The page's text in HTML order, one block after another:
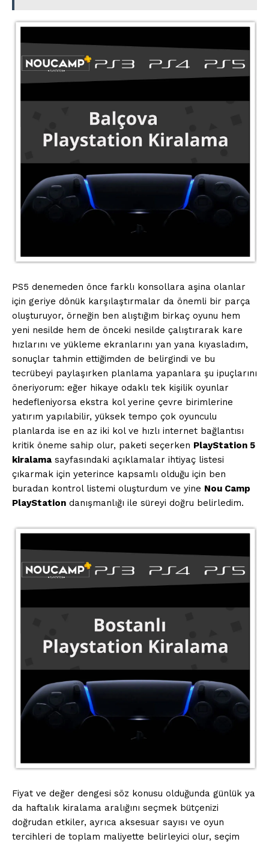
PS5 denemeden önce farklı konsollara aşina olanlar
için geriye dönük karşılaştırmalar da önemli bir parça
oluşturuyor, örneğin ben alıştığım birkaç oyunu hem
yeni nesilde hem de önceki nesilde çalıştırarak kare
hızlarını ve yükleme ekranlarını yan yana kıyasladım,
sonuçlar tahmin ettiğimden de belirgindi ve bu
tecrübeyi paylaşırken planlama yapanlara şu ipuçlarını
öneriyorum: eğer hikaye odaklı tek kişilik oyunlar
hedefleniyorsa ekstra kol yerine çevre birimlerine
yatırım yapılabilir, yüksek tempo çok oyunculu
planlarda ise en az iki kol ve hızlı internet bağlantısı
kritik öneme sahip olur, paketi seçerken PlayStation 5
kiralama sayfasındaki açıklamalar ihtiyaç listesi
çıkarmak için yeterince kapsamlı olduğu için ben
buradan kontrol listemi oluşturdum ve yine Nou Camp
PlayStation danışmanlığı ile süreyi doğru belirledim.
Fiyat ve değer dengesi söz konusu olduğunda günlük ya
da haftalık kiralama aralığını seçmek bütçenizi
doğrudan etkiler, ayrıca aksesuar sayısı ve oyun
tercihleri de toplam maliyette belirleyici olur, seçim